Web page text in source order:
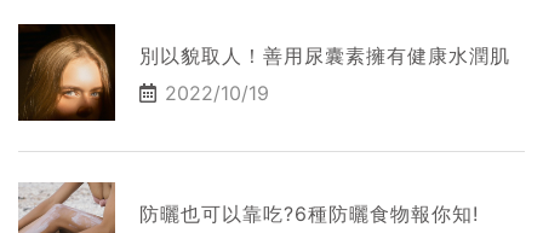
別以貌取人！善用尿囊素擁有健康水潤肌
2022/10/19
防曬也可以靠吃?6種防曬食物報你知!